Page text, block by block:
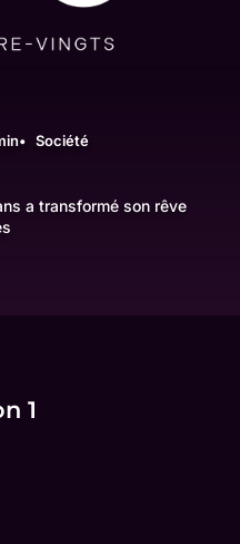
Société
a transformé son rêve
1